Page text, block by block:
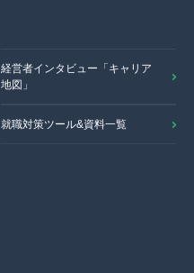
経営者インタビュー「キャリア
地図」
就職対策ツール&資料一覧